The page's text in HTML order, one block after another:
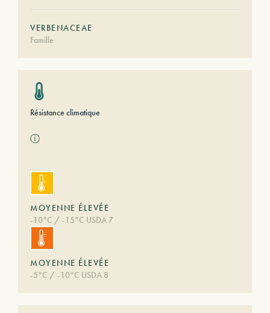
VERBENACEAE
Famille
Résistance climatique
ⓘ
MOYENNE ÉLEVÉE
-10°C / -15°C USDA 7
MOYENNE ÉLEVÉE
-5°C / -10°C USDA 8